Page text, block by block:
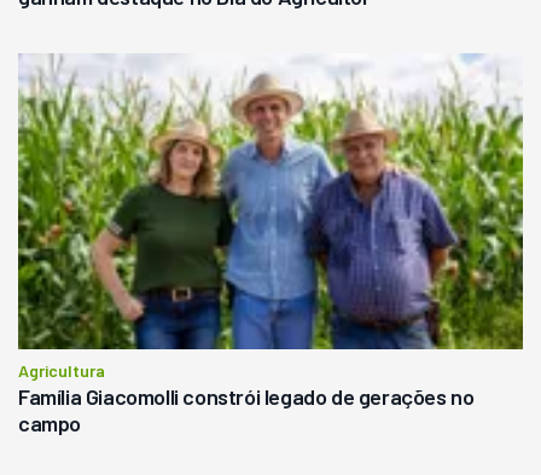
Agricultura
Família Giacomolli constrói legado de gerações no
campo